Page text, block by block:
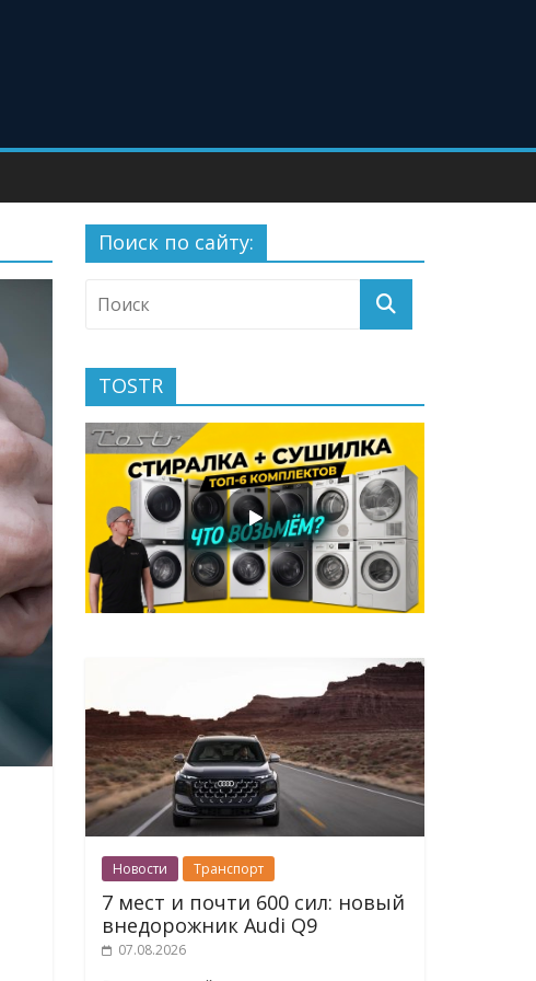
Поиск по сайту:
TOSTR
Новости Транспорт
7 мест и почти 600 сил: новый
внедорожник Audi Q9
07.08.2026